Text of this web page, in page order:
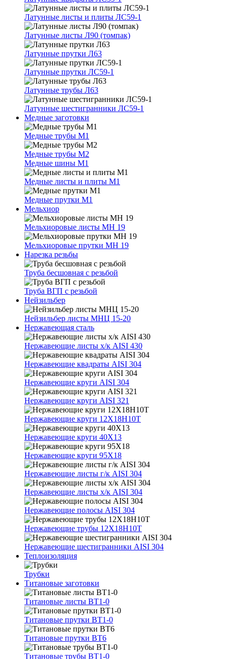
Латунные листы и плиты ЛС59-1
Латунные листы Л90 (томпак)
Латунные прутки Л63
Латунные прутки ЛС59-1
Латунные трубы Л63
Латунные шестигранники ЛС59-1
Медные заготовки
Медные трубы М1
Медные трубы М2
Медные шины М1
Медные листы и плиты М1
Медные прутки М1
Мельхиор
Мельхиоровые листы МН 19
Мельхиоровые прутки МН 19
Нарезка резьбы
Труба бесшовная с резьбой
Труба ВГП с резьбой
Нейзильбер
Нейзильбер листы МНЦ 15-20
Нержавеющая сталь
Нержавеющие листы х/к AISI 430
Нержавеющие квадраты AISI 304
Нержавеющие круги AISI 304
Нержавеющие круги AISI 321
Нержавеющие круги 12Х18Н10Т
Нержавеющие круги 40Х13
Нержавеющие круги 95Х18
Нержавеющие листы г/к AISI 304
Нержавеющие листы х/к AISI 304
Нержавеющие полосы AISI 304
Нержавеющие трубы 12Х18Н10Т
Нержавеющие шестигранники AISI 304
Теплоизоляция
Трубки
Титановые заготовки
Титановые листы ВТ1-0
Титановые прутки ВТ1-0
Титановые прутки ВТ6
Титановые трубы ВТ1-0